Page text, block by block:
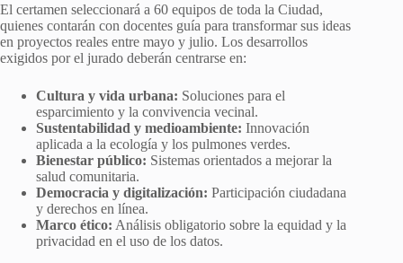
El certamen seleccionará a 60 equipos de toda la Ciudad,
quienes contarán con docentes guía para transformar sus ideas
en proyectos reales entre mayo y julio. Los desarrollos
exigidos por el jurado deberán centrarse en:
Cultura y vida urbana: Soluciones para el
esparcimiento y la convivencia vecinal.
Sustentabilidad y medioambiente: Innovación
aplicada a la ecología y los pulmones verdes.
Bienestar público: Sistemas orientados a mejorar la
salud comunitaria.
Democracia y digitalización: Participación ciudadana
y derechos en línea.
Marco ético: Análisis obligatorio sobre la equidad y la
privacidad en el uso de los datos.